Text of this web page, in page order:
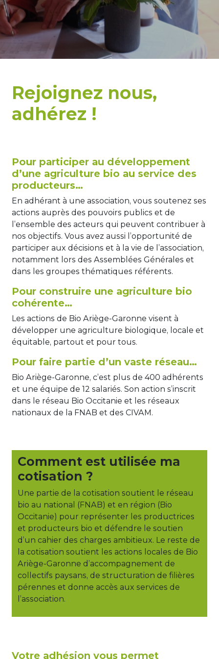
Rejoignez nous,
adhérez !
Pour participer au développement
d’une agriculture bio au service des
producteurs…
En adhérant à une association, vous soutenez ses
actions auprès des pouvoirs publics et de
l’ensemble des acteurs qui peuvent contribuer à
nos objectifs. Vous avez aussi l’opportunité de
participer aux décisions et à la vie de l’association,
notamment lors des Assemblées Générales et
dans les groupes thématiques référents.
Pour construire une agriculture bio
cohérente…
Les actions de Bio Ariège-Garonne visent à
développer une agriculture biologique, locale et
équitable, partout et pour tous.
Pour faire partie d’un vaste réseau…
Bio Ariège-Garonne, c’est plus de 400 adhérents
et une équipe de 12 salariés. Son action s’inscrit
dans le réseau Bio Occitanie et les réseaux
nationaux de la FNAB et des CIVAM.
Comment est utilisée ma
cotisation ?
Une partie de la cotisation soutient le réseau
bio au national (FNAB) et en région (Bio
Occitanie) pour représenter les productrices
et producteurs bio et défendre le soutien
d’un cahier des charges ambitieux. Le reste de
la cotisation soutient les actions locales de Bio
Ariège-Garonne d’accompagnement de
collectifs paysans, de structuration de filières
pérennes et donne accès aux services de
l’association.
Votre adhésion vous permet